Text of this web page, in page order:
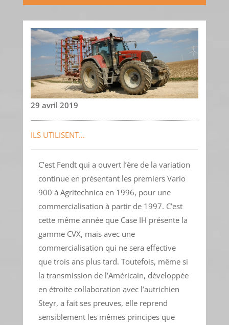
29 avril 2019
ILS UTILISENT...
C’est Fendt qui a ouvert l’ère de la variation
continue en présentant les premiers Vario
900 à Agritechnica en 1996, pour une
commercialisation à partir de 1997. C’est
cette même année que Case IH présente la
gamme CVX, mais avec une
commercialisation qui ne sera effective
que trois ans plus tard. Toutefois, même si
la transmission de l’Américain, développée
en étroite collaboration avec l’autrichien
Steyr, a fait ses preuves, elle reprend
sensiblement les mêmes principes que